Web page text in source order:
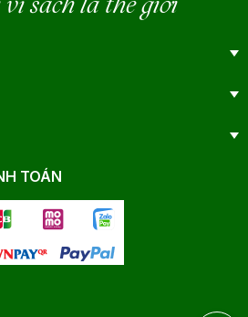
vì sách là thế giới
TOÁN